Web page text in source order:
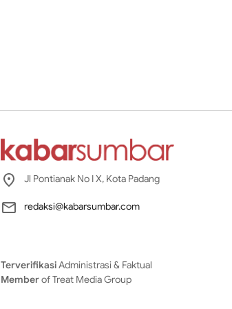
Jl Pontianak No I X, Kota Padang
redaksi@kabarsumbar.com
TerverifikasiAdministrasi & Faktual
Memberof Treat Media Group